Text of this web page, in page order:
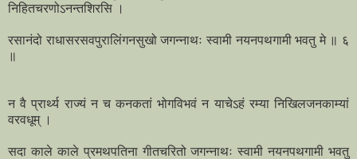
निहितचरणोऽनन्तशिरसि ।
रसानंदो राधासरसवपुरालिंगनसुखो जगन्नाथः स्वामी नयनपथगामी भवतु मे ॥ ६
॥
न वै प्रार्थ्य राज्यं न च कनकतां भोगविभवं न याचेऽहं रम्या निखिलजनकाम्यां
वरवधूम् ।
सदा काले काले प्रमथपतिना गीतचरितो जगन्नाथः स्वामी नयनपथगामी भवतु